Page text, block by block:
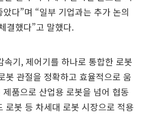
다”며 “일부 기업과는 추가 논의
결했다”고 말했다.
속기, 제어기를 하나로 통합한 로봇
봇 관절을 정확하고 효율적으로 움
품으로 산업용 로봇을 넘어 협동
로봇 등 차세대 로봇 시장으로 적용